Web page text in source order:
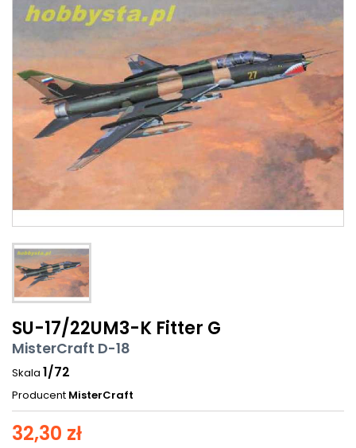
SU-17/22UM3-K Fitter G
MisterCraft D-18
Skala 1/72
Producent MisterCraft
32,30 zł